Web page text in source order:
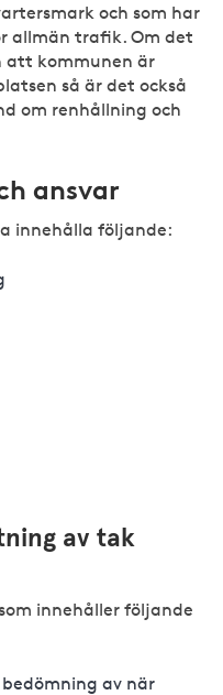
och som har
allmän trafik. Om det
att kommunen är
så är det också
om renhållning och
ansvar
innehålla följande:
innehåller följande
av när